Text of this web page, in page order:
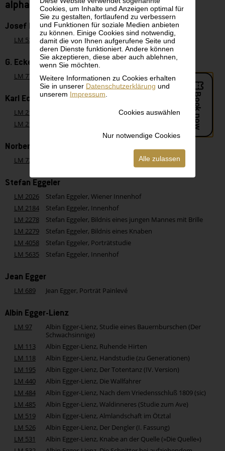
Cookies, um Inhalte und Anzeigen optimal für
Sie zu gestalten, fortlaufend zu verbessern
und Funktionen für soziale Medien anbieten
zu können. Einige Cookies sind notwendig,
damit die von Ihnen aufgerufene Seite und
deren Dienste funktioniert. Andere können
Sie akzeptieren, diese aber auch ablehnen,
wenn Sie möchten.
Weitere Informationen zu Cookies erhalten
Sie in unserer Datenschutzerklärung und
unserem Impressum
Cookies auswählen
Nur notwendige Cookies
Alle zulassen
alphabetisch - Buchstabe E
Josef Eberz
LM 52 Josef Eberz, Flusslandschaft
G. Ecker
LM 779 G. Ecker, Allee im Winter
Karl Eckling
LM 2159
LM 2160
Norbert Eckling
LM 722 Norbert Eckling, Sudanese mit rotem Fes
Stefan Eggeler
LM 2026
Stefan Eggeler, Wiener Innenhof
LM 2184
Stefan Eggeler, Innenhof
LM 2278
Stefan Eggeler, Bildnis eines jungen Mannes mit Brille
LM 2279
Stefan Eggeler, Bildnis eines Knaben
LM 4058
Stefan Eggeler, Porträtstudie
LM 5635
Stefan Eggeler, Innenhof
Jean Egger
LM 689 Jean Egger, Porträt Painlevé
Albin Egger-Lienz
LM 97
Albin Egger-Lienz, Studie eines Bauernburschen (Der
Schwachsinnige)
LM 113
Albin Egger-Lienz, Ruhende Hirten
LM 118
Albin Egger-Lienz, Handstudie (zu Generationen)
LM 195
Albin Egger-Lienz, Der Totentanz (IV. Version)
LM 440
Albin Egger-Lienz, Die Wallfahrer
LM 484
Albin Egger-Lienz, Nach dem Vriedensschluß 1809 (sic)
LM 485
Albin Egger-Lienz, Waldinneres (Studie zum Ave)
LM 519
Albin Egger-Lienz, Almlandschaft im Ötztal
LM 526
Albin Egger-Lienz, Der Dengler (I. Fassung)
LM 531
Albin Egger-Lienz, Knabe an der Quelle (»Die Quelle«)